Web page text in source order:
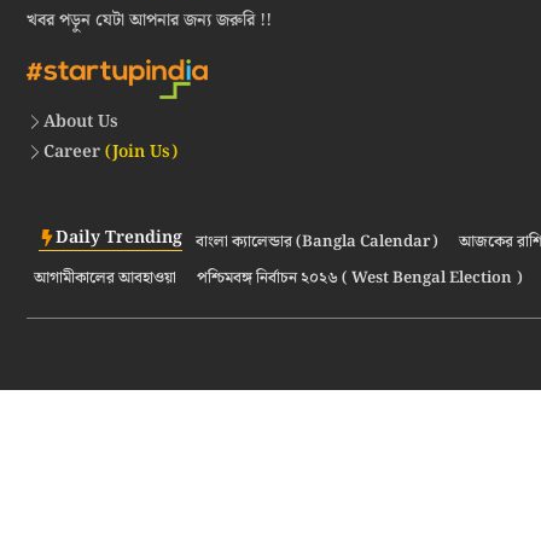
খবর পড়ুন যেটা আপনার জন্য জরুরি !!
About Us
Career(Join Us)
Daily Trending বাংলা ক্যালেন্ডার (Bangla Calendar) আজকের
আগামীকালের আবহাওয়া
পশ্চিমবঙ্গ নির্বাচন ২০২৬ ( West Bengal Election )